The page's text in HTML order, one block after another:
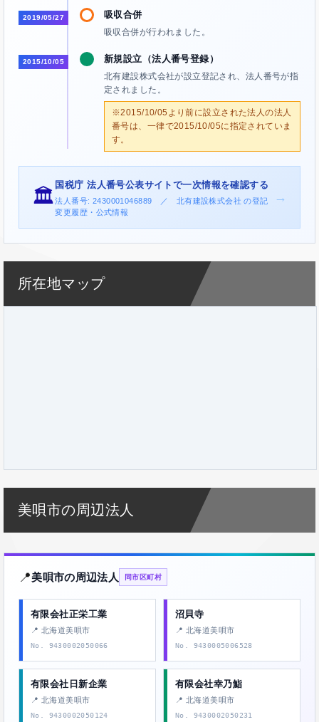
2019/05/27 吸収合併
吸収合併が行われました。
2015/10/05 新規設立（法人番号登録）
北有建設株式会社が設立登記され、法人番号が指
定されました。
※2015/10/05より前に設立された法人の法人
番号は、一律で2015/10/05に指定されていま
す。
🏛️
国税庁 法人番号公表サイトで一次情報を確認する
法人番号: 2430001046889 ／ 北有建設株式会社 の登記
変更履歴・公式情報
→
所在地マップ
美唄市の周辺法人
📍美唄市の周辺法人 同市区町村
有限会社正栄工業
📍 北海道美唄市
No. 9430002050066
沼貝寺
📍 北海道美唄市
No. 9430005006528
有限会社日新企業
📍 北海道美唄市
No. 9430002050124
有限会社幸乃鮨
📍 北海道美唄市
No. 9430002050231